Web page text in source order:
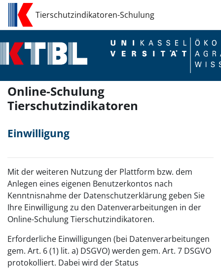
Zum Hauptinhalt
Tierschutzindikatoren-Schulung
Online-Schulung
Tierschutzindikatoren
Einwilligung
Mit der weiteren Nutzung der Plattform bzw. dem
Anlegen eines eigenen Benutzerkontos nach
Kenntnisnahme der Datenschutzerklärung geben Sie
Ihre Einwilligung zu den Datenverarbeitungen in der
Online-Schulung Tierschutzindikatoren.
Erforderliche Einwilligungen (bei Datenverarbeitungen
gem. Art. 6 (1) lit. a) DSGVO) werden gem. Art. 7 DSGVO
protokolliert. Dabei wird der Status